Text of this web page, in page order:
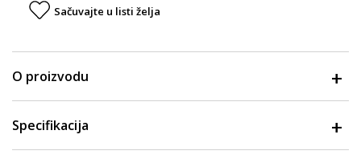
Sačuvajte u listi želja
O proizvodu
Specifikacija